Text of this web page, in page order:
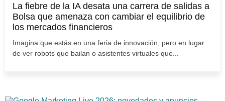
La fiebre de la IA desata una carrera de salidas a
Bolsa que amenaza con cambiar el equilibrio de
los mercados financieros
Imagina que estás en una feria de innovación, pero en lugar
de ver robots que bailan o asistentes virtuales que...